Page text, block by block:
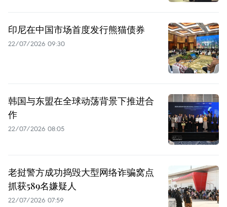
印尼在中国市场首度发行熊猫债券
22/07/2026 09:30
韩国与东盟在全球动荡背景下推进合
作
22/07/2026 08:05
老挝警方成功捣毁大型网络诈骗窝点
抓获589名嫌疑人
22/07/2026 07:59